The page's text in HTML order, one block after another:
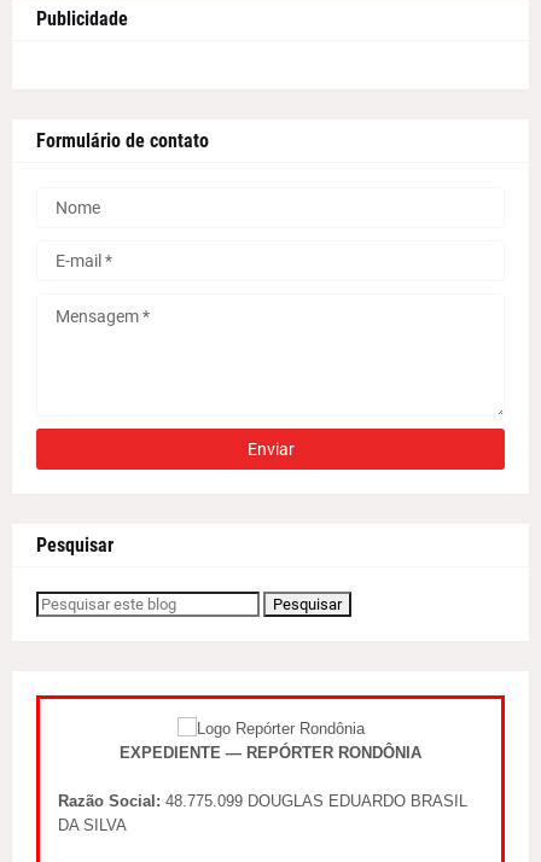
Publicidade
Formulário de contato
Pesquisar
EXPEDIENTE — REPÓRTER RONDÔNIA
Razão Social: 48.775.099 DOUGLAS EDUARDO BRASIL
DA SILVA